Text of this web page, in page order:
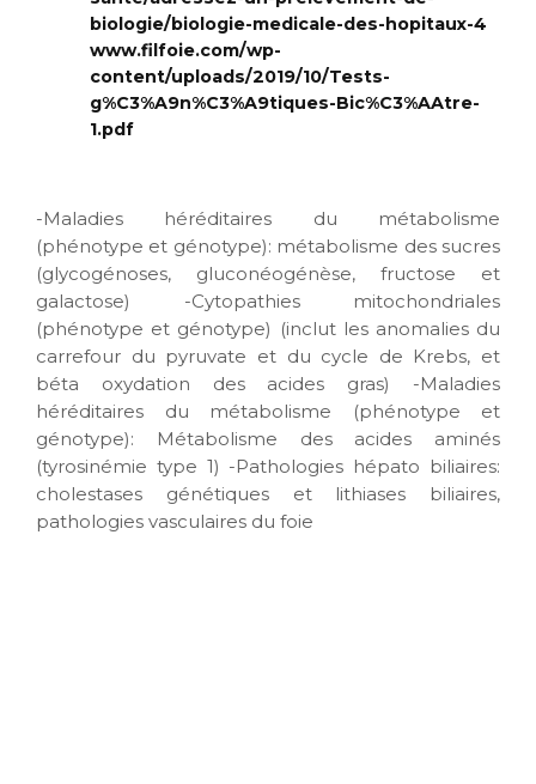
biologie/biologie-medicale-des-hopitaux-4
www.filfoie.com/wp-
content/uploads/2019/10/Tests-
g%C3%A9n%C3%A9tiques-Bic%C3%AAtre-
1.pdf
-Maladies héréditaires du métabolisme
(phénotype et génotype): métabolisme des sucres
(glycogénoses, gluconéogénèse, fructose et
galactose) -Cytopathies mitochondriales
(phénotype et génotype) (inclut les anomalies du
carrefour du pyruvate et du cycle de Krebs, et
béta oxydation des acides gras) -Maladies
héréditaires du métabolisme (phénotype et
génotype): Métabolisme des acides aminés
(tyrosinémie type 1) -Pathologies hépato biliaires:
cholestases génétiques et lithiases biliaires,
pathologies vasculaires du foie